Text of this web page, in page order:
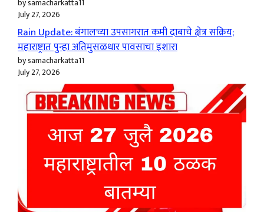
July 27, 2026
Rain Update: बंगालच्या उपसागरात कमी दाबाचे क्षेत्र सक्रिय;
महाराष्ट्रात पुन्हा अतिमुसळधार पावसाचा इशारा
by samacharkatta11
July 27, 2026